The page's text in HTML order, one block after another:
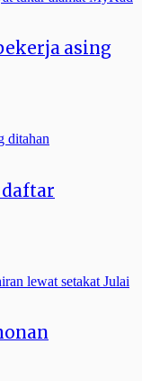
asing
daftar